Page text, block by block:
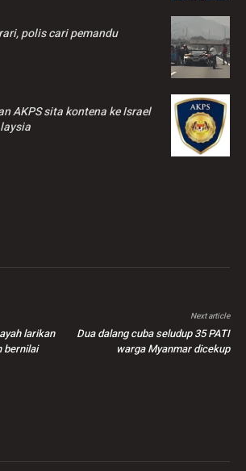
polis cari pemandu
AKPS sita kontena ke Israel
larikan
bernilai
Next article
Dua dalang cuba seludup 35 PATI
warga Myanmar dicekup